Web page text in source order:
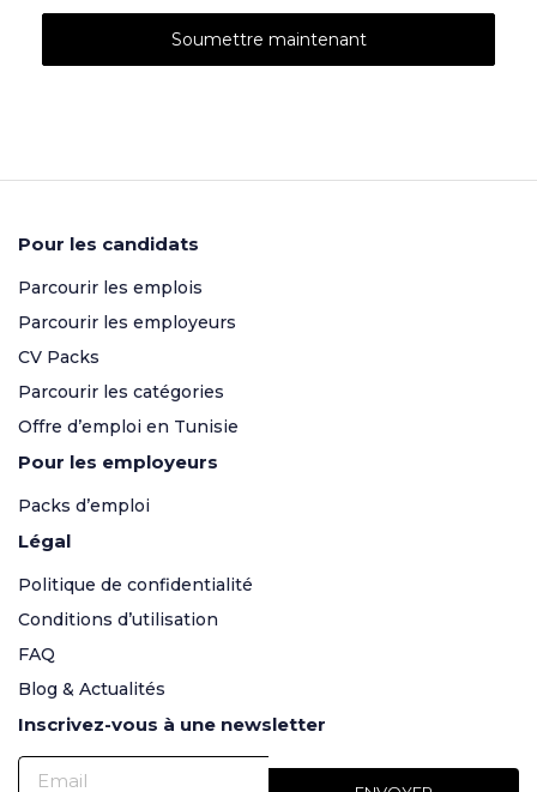
Pour les candidats
Parcourir les emplois
Parcourir les employeurs
CV Packs
Parcourir les catégories
Offre d’emploi en Tunisie
Pour les employeurs
Packs d’emploi
Légal
Politique de confidentialité
Conditions d’utilisation
FAQ
Blog & Actualités
Inscrivez-vous à une newsletter